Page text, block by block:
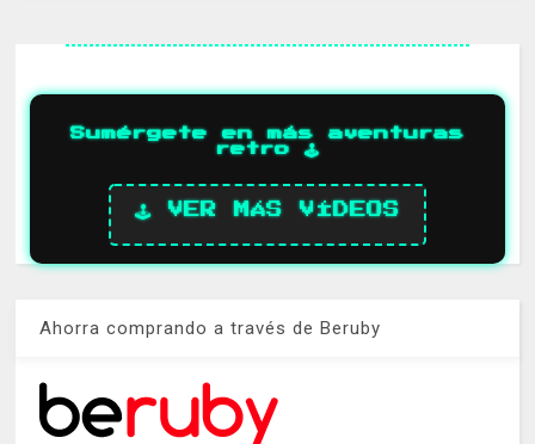
Sumérgete en más aventuras
retro 🕹️
🕹️ VER MÁS VÍDEOS
Ahorra comprando a través de Beruby